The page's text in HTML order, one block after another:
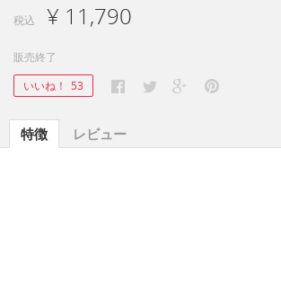
税込 ¥ 11,790
販売終了
いいね！ 53
特徴 レビュー